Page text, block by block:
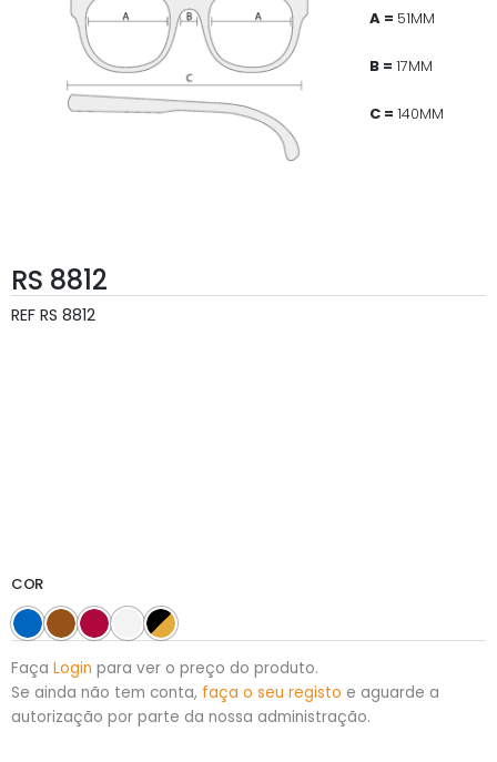
A = 51MM
B = 17MM
C = 140MM
RS 8812
REF RS 8812
COR
Faça Login para ver o preço do produto.
Se ainda não tem conta, faça o seu registo e aguarde a
autorização por parte da nossa administração.